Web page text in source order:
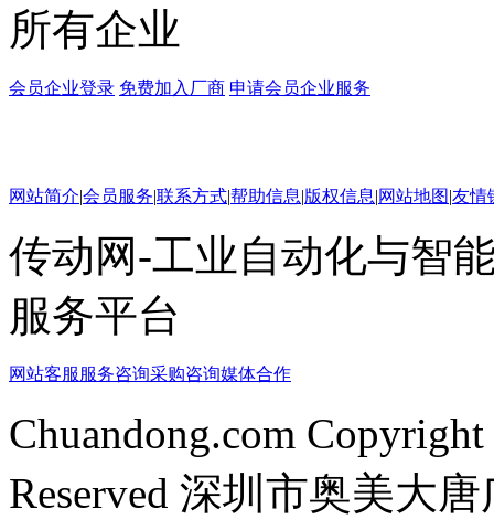
所有企业
会员企业登录 免费加入厂商 申请会员企业服务
网站简介|会员服务|联系方式|帮助信息|版权信息|网站地图|友情
传动网-工业自动化与智
服务平台
网站客服 服务咨询采购咨询媒体合作
Chuandong.com
Reserved 深圳市奥美大